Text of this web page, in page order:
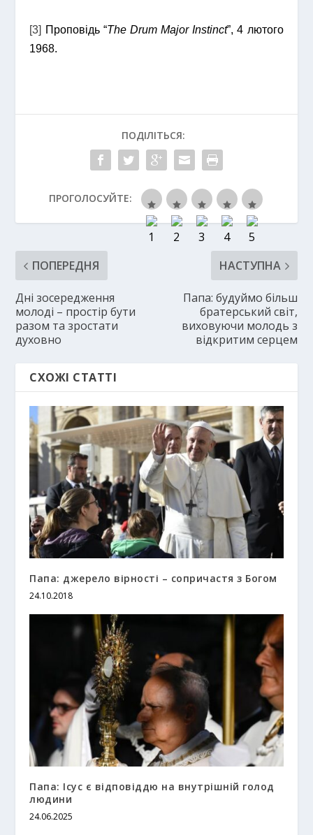
[3] Проповідь “The Drum Major Instinct”, 4 лютого
1968.
ПОДІЛІТЬСЯ:
ПРОГОЛОСУЙТЕ:
ПОПЕРЕДНЯ
Дні зосередження
молоді – простір бути
разом та зростати
духовно
НАСТУПНА
Папа: будуймо більш
братерський світ,
виховуючи молодь з
відкритим серцем
СХОЖІ СТАТТІ
Папа: джерело вірності – сопричастя з Богом
24.10.2018
Папа: Ісус є відповіддю на внутрішній голод
людини
24.06.2025